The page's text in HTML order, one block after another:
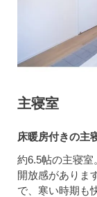
主寝室
床暖房付きの主
約6.5帖の主寝
開放感がありま
で、寒い時期も